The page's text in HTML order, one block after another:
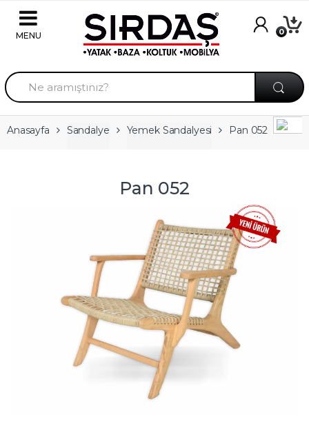
Skip to navigation
Skip to content
A
r
a
m
a
Anasayfa Sandalye Yemek Sandalyesi Pan 052
Pan 052
0